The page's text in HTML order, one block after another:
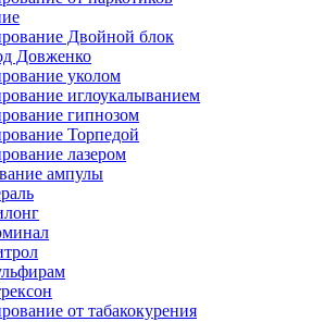
Двойной блок
Довженко
уколом
иглоукалыванием
гипнозом
Торпедой
лазером
ампулы
от табакокурения